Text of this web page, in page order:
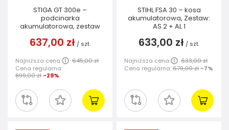
STIGA GT 300e –
podcinarka
akumulatorowa, zestaw
637,00 zł / szt.
Najniższa cena:
645,00 zł
Cena regularna:
899,00 zł -29%
STIHL FSA 30 – kosa
akumulatorowa, Zestaw:
AS 2 + AL 1
633,00 zł / szt.
Najniższa cena:
633,00 zł
Cena regularna:679,00 zł -7%